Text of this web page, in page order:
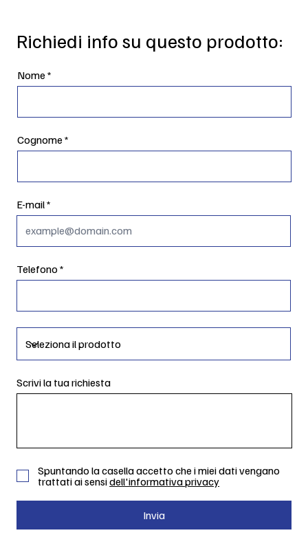
Richiedi info su questo prodotto:
Nome
Cognome
E-mail
Telefono
Scrivi la tua richiesta
Spuntando la casella accetto che i miei dati vengano
trattati ai sensidell'informativa privacy
Invia